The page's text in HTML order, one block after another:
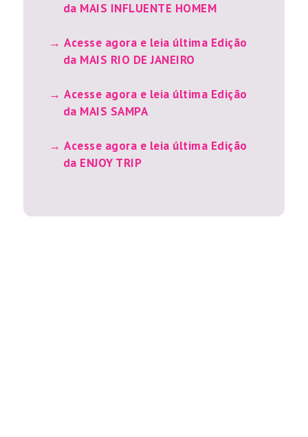
da MAIS INFLUENTE HOMEM
Acesse agora e leia última Edição
da MAIS RIO DE JANEIRO
Acesse agora e leia última Edição
da MAIS SAMPA
Acesse agora e leia última Edição
da ENJOY TRIP